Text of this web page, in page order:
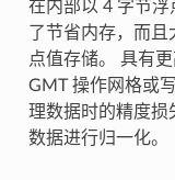
在内部以 4 字节
了节省内存，而
点值存储。 具有
GMT 操作网格或
理数据时的精度损
数据进行归一化。